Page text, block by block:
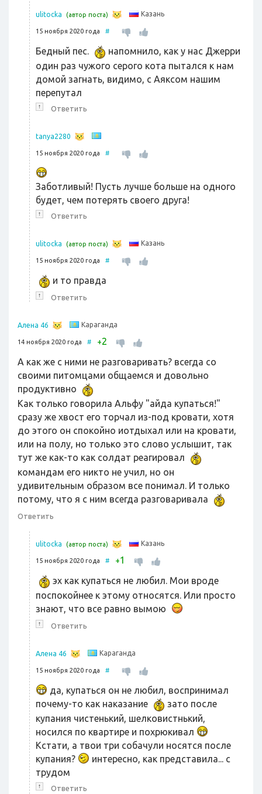
ulitocka (автор поста) Казань
15 ноября 2020 года #
Бедный пес.
напомнило, как у нас Джерри
один раз чужого серого кота пытался к нам
домой загнать, видимо, с Аяксом нашим
перепутал
↑ Ответить
tanya2280
15 ноября 2020 года #
Заботливый! Пусть лучше больше на одного
будет, чем потерять своего друга!
↑ Ответить
ulitocka (автор поста) Казань
15 ноября 2020 года #
и то правда
↑ Ответить
Алена 46 Караганда
14 ноября 2020 года # +2
А как же с ними не разговаривать? всегда со
своими питомцами общаемся и довольно
продуктивно
Как только говорила Альфу "айда купаться!"
сразу же хвост его торчал из-под кровати, хотя
до этого он спокойно иотдыхал или на кровати,
или на полу, но только это слово услышит, так
тут же как-то как солдат реагировал
командам его никто не учил, но он
удивительным образом все понимал. И только
потому, что я с ним всегда разговаривала
Ответить
ulitocka (автор поста) Казань
15 ноября 2020 года # +1
эх как купаться не любил. Мои вроде
поспокойнее к этому относятся. Или просто
знают, что все равно вымою
↑ Ответить
Алена 46 Караганда
15 ноября 2020 года #
да, купаться он не любил, воспринимал
почему-то как наказание
зато после
купания чистенький, шелковистнький,
носился по квартире и похрюкивал
Кстати, а твои три собачули носятся после
купания?
интересно, как представила... с
трудом
↑ Ответить